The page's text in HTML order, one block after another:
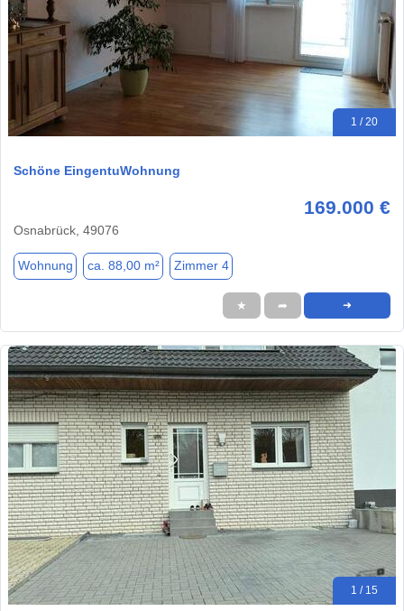
1 / 20
Schöne EingentuWohnung
169.000 €
Osnabrück, 49076
Wohnung ca. 88,00 m² Zimmer 4
★ ➦ ➜
1 / 15